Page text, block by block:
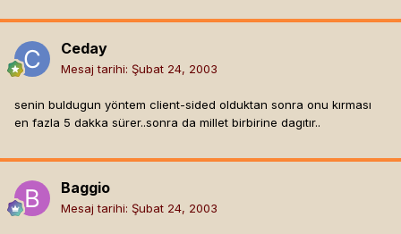
Ceday
Mesaj tarihi: Şubat 24, 2003
senin buldugun yöntem client-sided olduktan sonra onu kırması
en fazla 5 dakka sürer..sonra da millet birbirine dagıtır..
Baggio
Mesaj tarihi: Şubat 24, 2003